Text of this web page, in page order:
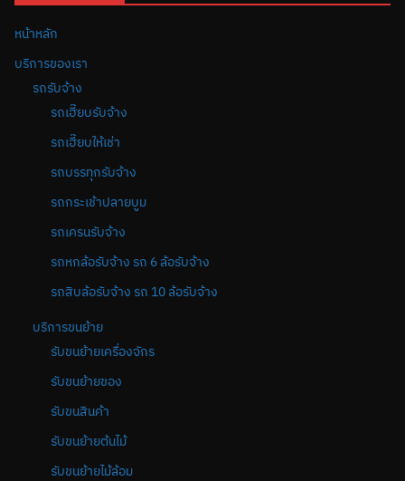
หน้าหลัก
บริการของเรา
รถรับจ้าง
รถเฮี๊ยบรับจ้าง
รถเฮี๊ยบให้เช่า
รถบรรทุกรับจ้าง
รถกระเช้าปลายบูม
รถเครนรับจ้าง
รถหกล้อรับจ้าง รถ 6 ล้อรับจ้าง
รถสิบล้อรับจ้าง รถ 10 ล้อรับจ้าง
บริการขนย้าย
รับขนย้ายเครื่องจักร
รับขนย้ายของ
รับขนสินค้า
รับขนย้ายต้นไม้
รับขนย้ายไม้ล้อม